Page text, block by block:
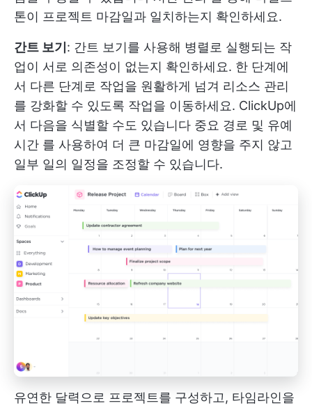
톤이 프로젝트 마감일과 일치하는지 확인하세요.
간트 보기: 간트 보기를 사용해 병렬로 실행되는 작
업이 서로 의존성이 없는지 확인하세요. 한 단계에
서 다른 단계로 작업을 원활하게 넘겨 리소스 관리
를 강화할 수 있도록 작업을 이동하세요. ClickUp에
서 다음을 식별할 수도 있습니다 중요 경로 및 유예
시간 를 사용하여 더 큰 마감일에 영향을 주지 않고
일부 일의 일정을 조정할 수 있습니다.
유연한 달력으로 프로젝트를 구성하고, 타임라인을